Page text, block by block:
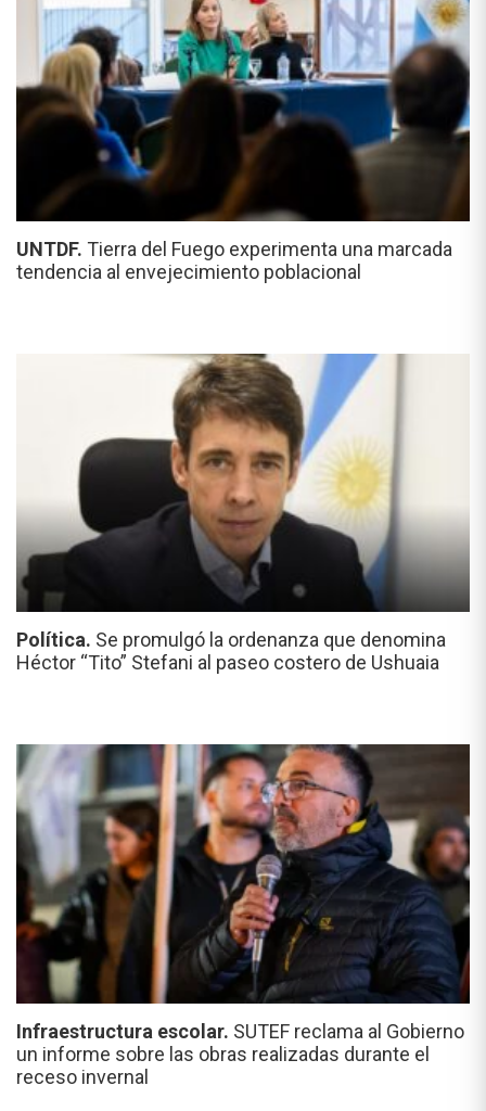
UNTDF. Tierra del Fuego experimenta una marcada
tendencia al envejecimiento poblacional
Política. Se promulgó la ordenanza que denomina
Héctor “Tito” Stefani al paseo costero de Ushuaia
Infraestructura escolar. SUTEF reclama al Gobierno
un informe sobre las obras realizadas durante el
receso invernal